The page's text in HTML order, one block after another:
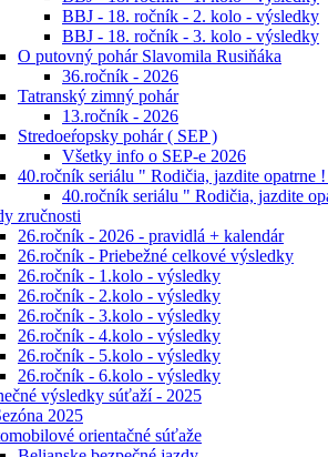
BBJ - 18. ročník - 2. kolo - výsledky
BBJ - 18. ročník - 3. kolo - výsledky
O putovný pohár Slavomila Rusiňáka
36.ročník - 2026
Tatranský zimný pohár
13.ročník - 2026
Stredoeŕopsky pohár ( SEP )
Všetky info o SEP-e 2026
40.ročník seriálu " Rodičia, jazdite opatrne
40.ročník seriálu " Rodičia, jazdite
zručnosti
26.ročník - 2026 - pravidlá + kalendár
26.ročník - Priebežné celkové výsledky
26.ročník - 1.kolo - výsledky
26.ročník - 2.kolo - výsledky
26.ročník - 3.kolo - výsledky
26.ročník - 4.kolo - výsledky
26.ročník - 5.kolo - výsledky
26.ročník - 6.kolo - výsledky
výsledky súťaží - 2025
2025
orientačné súťaže